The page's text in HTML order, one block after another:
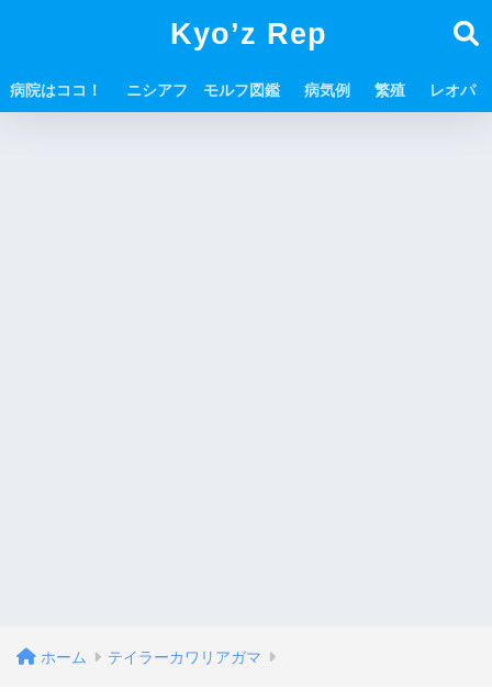
Kyo’z Rep
病院はココ！ ニシアフ モルフ図鑑 病気例 繁殖 レオパ
ホーム テイラーカワリアガマ